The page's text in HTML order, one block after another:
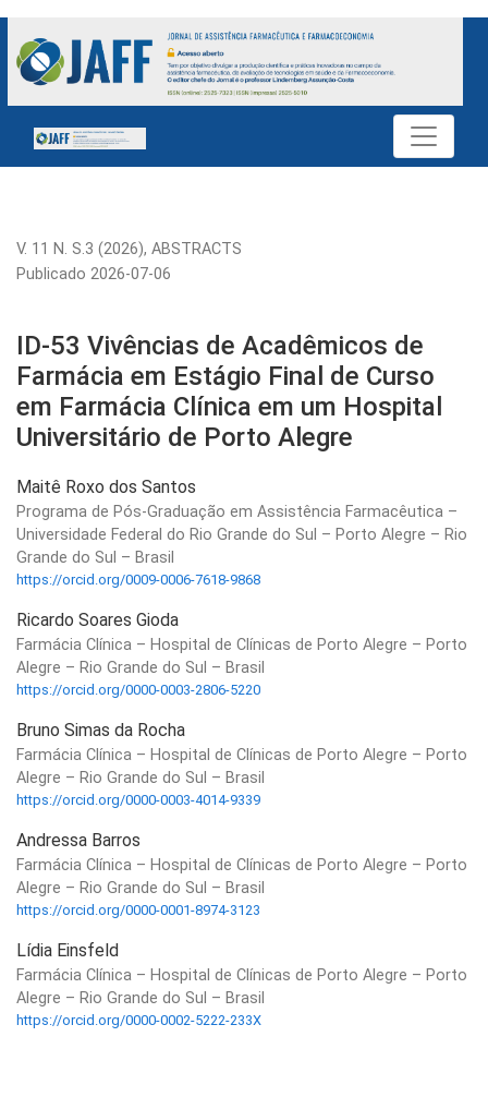
ID-53 Vivências de Acadêmicos de Farmácia em Estágio
V. 11 N. S.3 (2026), ABSTRACTS
ID-53 Vivências de Acadêmicos de
Farmácia em Estágio Final de Curso
em Farmácia Clínica em um Hospital
Universitário de Porto Alegre
Publicado 2026-07-06
Maitê Roxo dos Santos
Programa de Pós-Graduação em Assistência Farmacêutica –
Universidade Federal do Rio Grande do Sul – Porto Alegre – Rio
Grande do Sul – Brasil
https://orcid.org/0009-0006-7618-9868
Ricardo Soares Gioda
Farmácia Clínica – Hospital de Clínicas de Porto Alegre – Porto
Alegre – Rio Grande do Sul – Brasil
https://orcid.org/0000-0003-2806-5220
Bruno Simas da Rocha
Farmácia Clínica – Hospital de Clínicas de Porto Alegre – Porto
Alegre – Rio Grande do Sul – Brasil
https://orcid.org/0000-0003-4014-9339
Andressa Barros
Farmácia Clínica – Hospital de Clínicas de Porto Alegre – Porto
Alegre – Rio Grande do Sul – Brasil
https://orcid.org/0000-0001-8974-3123
Lídia Einsfeld
Farmácia Clínica – Hospital de Clínicas de Porto Alegre – Porto
Alegre – Rio Grande do Sul – Brasil
https://orcid.org/0000-0002-5222-233X